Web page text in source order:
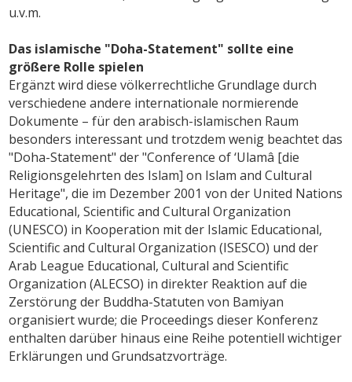
u.v.m.
Das islamische "Doha-Statement" sollte eine
größere Rolle spielen
Ergänzt wird diese völkerrechtliche Grundlage durch
verschiedene andere internationale normierende
Dokumente – für den arabisch-islamischen Raum
besonders interessant und trotzdem wenig beachtet das
"Doha-Statement" der "Conference of ‘Ulamâ [die
Religionsgelehrten des Islam] on Islam and Cultural
Heritage", die im Dezember 2001 von der United Nations
Educational, Scientific and Cultural Organization
(UNESCO) in Kooperation mit der Islamic Educational,
Scientific and Cultural Organization (ISESCO) und der
Arab League Educational, Cultural and Scientific
Organization (ALECSO) in direkter Reaktion auf die
Zerstörung der Buddha-Statuten von Bamiyan
organisiert wurde; die Proceedings dieser Konferenz
enthalten darüber hinaus eine Reihe potentiell wichtiger
Erklärungen und Grundsatzvorträge.